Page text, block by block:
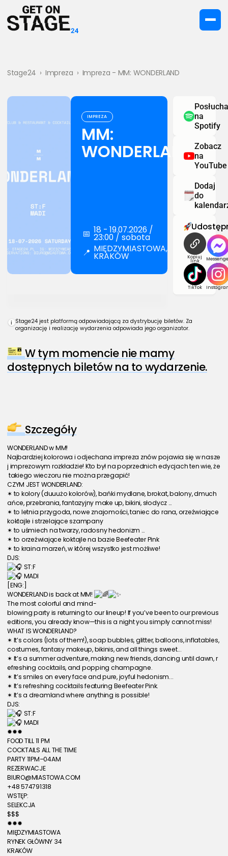
Stage24 › Impreza › Impreza - MM: WONDERLAND
IMPREZA
MM:
WONDERLAND
📅 18 - 19.07.2026 /
23:00 / sobota
📍 MIĘDZYMIASTOWA,
KRAKÓW
na
Spotify
Zobacz
na
YouTube
Dodaj
do
Kopiuj
link
TikTok
i Stage24 jest platformą odpowiadającą za dystrybucję biletów. Za
organizację i realizację wydarzenia odpowiada jego organizator.
W tym momencie nie mamy
dostępnych biletów na to wydarzenie.
Szczegóły
WONDERLAND w MM!
Najbardziej kolorowa i odjechana impreza znów pojawia się w nasze
j imprezowym rozkładzie! Kto był na poprzednich edycjach ten wie, że
takiego wieczoru nie można przegapić!
CZYM JEST WONDERLAND:
✶ to kolory (duuużo kolorów), bańki mydlane, brokat, balony, dmuch
ańce, przebrania, fantazyjny make up, bikini, słodycz …
✶ to letnia przygoda, nowe znajomości, taniec do rana, orzeźwiające
koktajle i strzelające szampany
✶ to uśmiech na twarzy, radosny hedonizm …
✶ to orzeźwiające koktajle na bazie Beefeater Pink
✶ to kraina marzeń, w której wszystko jest możliwe!
DJS:
ST:F
MADI
[ENG:]
WONDERLAND is back at MM!
The most colorful and mind-
blowing party is returning to our lineup! If you’ve been to our previous
editions, you already know—this is a night you simply cannot miss!
WHAT IS WONDERLAND?
✶ It’s colors (lots of them!), soap bubbles, glitter, balloons, inflatables,
costumes, fantasy makeup, bikinis, and all things sweet...
✶ It’s a summer adventure, making new friends, dancing until dawn, r
efreshing cocktails, and popping champagne.
✶ It’s smiles on every face and pure, joyful hedonism...
✶ It’s refreshing cocktails featuring Beefeater Pink.
✶ It’s a dreamland where anything is possible!
DJS:
ST:F
MADI
✹✹✹
FOOD TILL 11 PM
COCKTAILS ALL THE TIME
PARTY 11PM–04AM
REZERWACJE
BIURO@MIASTOWA.COM
+48 574791318
WSTĘP:
SELEKCJA
$$$
✹✹✹
MIĘDZYMIASTOWA
RYNEK GŁÓWNY 34
KRAKÓW